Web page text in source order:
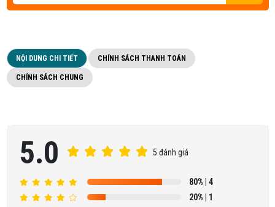
NỘI DUNG CHI TIẾT CHÍNH SÁCH THANH TOÁN
CHÍNH SÁCH CHUNG
5.0 5 đánh giá
80% | 4
20% | 1